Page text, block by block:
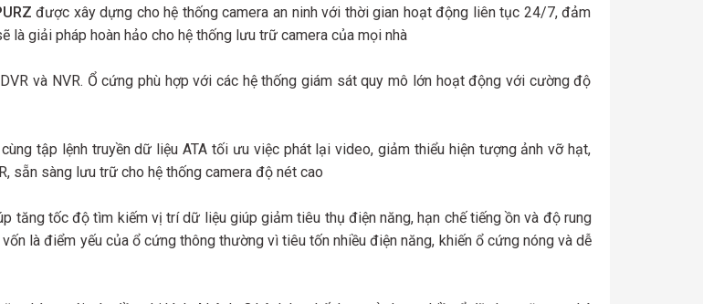
được xây dựng cho hệ thống camera an ninh với thời gian hoạt động liên tục 24/7, đảm
giải pháp hoàn hảo cho hệ thống lưu trữ camera của mọi nhà
và NVR. Ổ cứng phù hợp với các hệ thống giám sát quy mô lớn hoạt động với cường độ
tập lệnh truyền dữ liệu ATA tối ưu việc phát lại video, giảm thiểu hiện tượng ảnh vỡ hạt,
sẵn sàng lưu trữ cho hệ thống camera độ nét cao
tăng tốc độ tìm kiếm vị trí dữ liệu giúp giảm tiêu thụ điện năng, hạn chế tiếng ồn và độ rung
là điểm yếu của ổ cứng thông thường vì tiêu tốn nhiều điện năng, khiến ổ cứng nóng và dễ